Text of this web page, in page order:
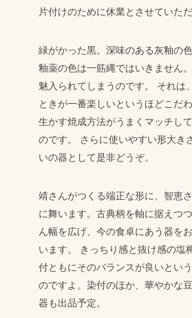
片付けのために休業とさせていただ
緑がかった黒。深味のある灰釉の
釉薬の色は一筋縄ではいきません。
魅入られてしまうのです。
それは
ときが一番楽しいというほどこだ
生かす焼成方法がうまくマッチし
のです。
さらに使いやすい形大き
いの器として是非どうぞ。
靖さんがつくる端正な形に、智恵
に舞います。古典柄を軸に据えつ
ん幅を広げ、今の食卓にあう器を
います。
きっちり感と抜け感の塩
付ともにそのバランスが良いとい
のですよ。染付のほか、華やかな
器も出品予定。